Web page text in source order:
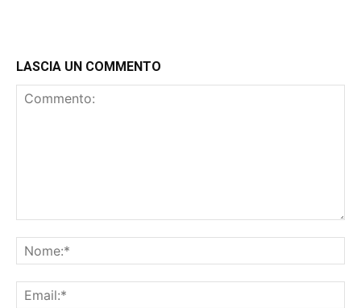
LASCIA UN COMMENTO